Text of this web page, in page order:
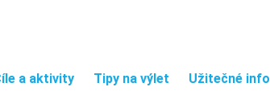
a aktivity Tipy na výlet Užitečné info